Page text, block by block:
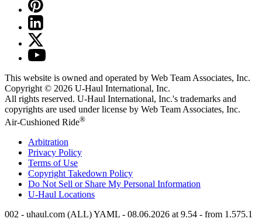
This website is owned and operated by Web Team Associates, Inc.
Copyright © 2026 U-Haul International, Inc.
All rights reserved. U-Haul International, Inc.'s trademarks and
copyrights are used under license by Web Team Associates, Inc.
Air-Cushioned Ride®
Arbitration
Privacy Policy
Terms of Use
Copyright Takedown Policy
Do Not Sell or Share My Personal Information
U-Haul Locations
002 - uhaul.com (ALL) YAML - 08.06.2026 at 9.54 - from 1.575.1